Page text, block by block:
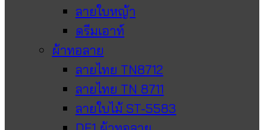
ลายใบหญ้า
ดรีมเอาท์
ผ้าทอลาย
ลายไทย TN8712
ลายไทย TN 8711
ลายใบไม้ ST-5583